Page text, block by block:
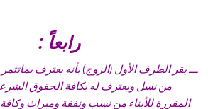
رابعاً :
ـــ يقر الطرف الأول (الزوج) بأنه يعترف
من نسل ويعترف له بكافة الحقوق
المقررة للأبناء من نسب ونفقة وميراث